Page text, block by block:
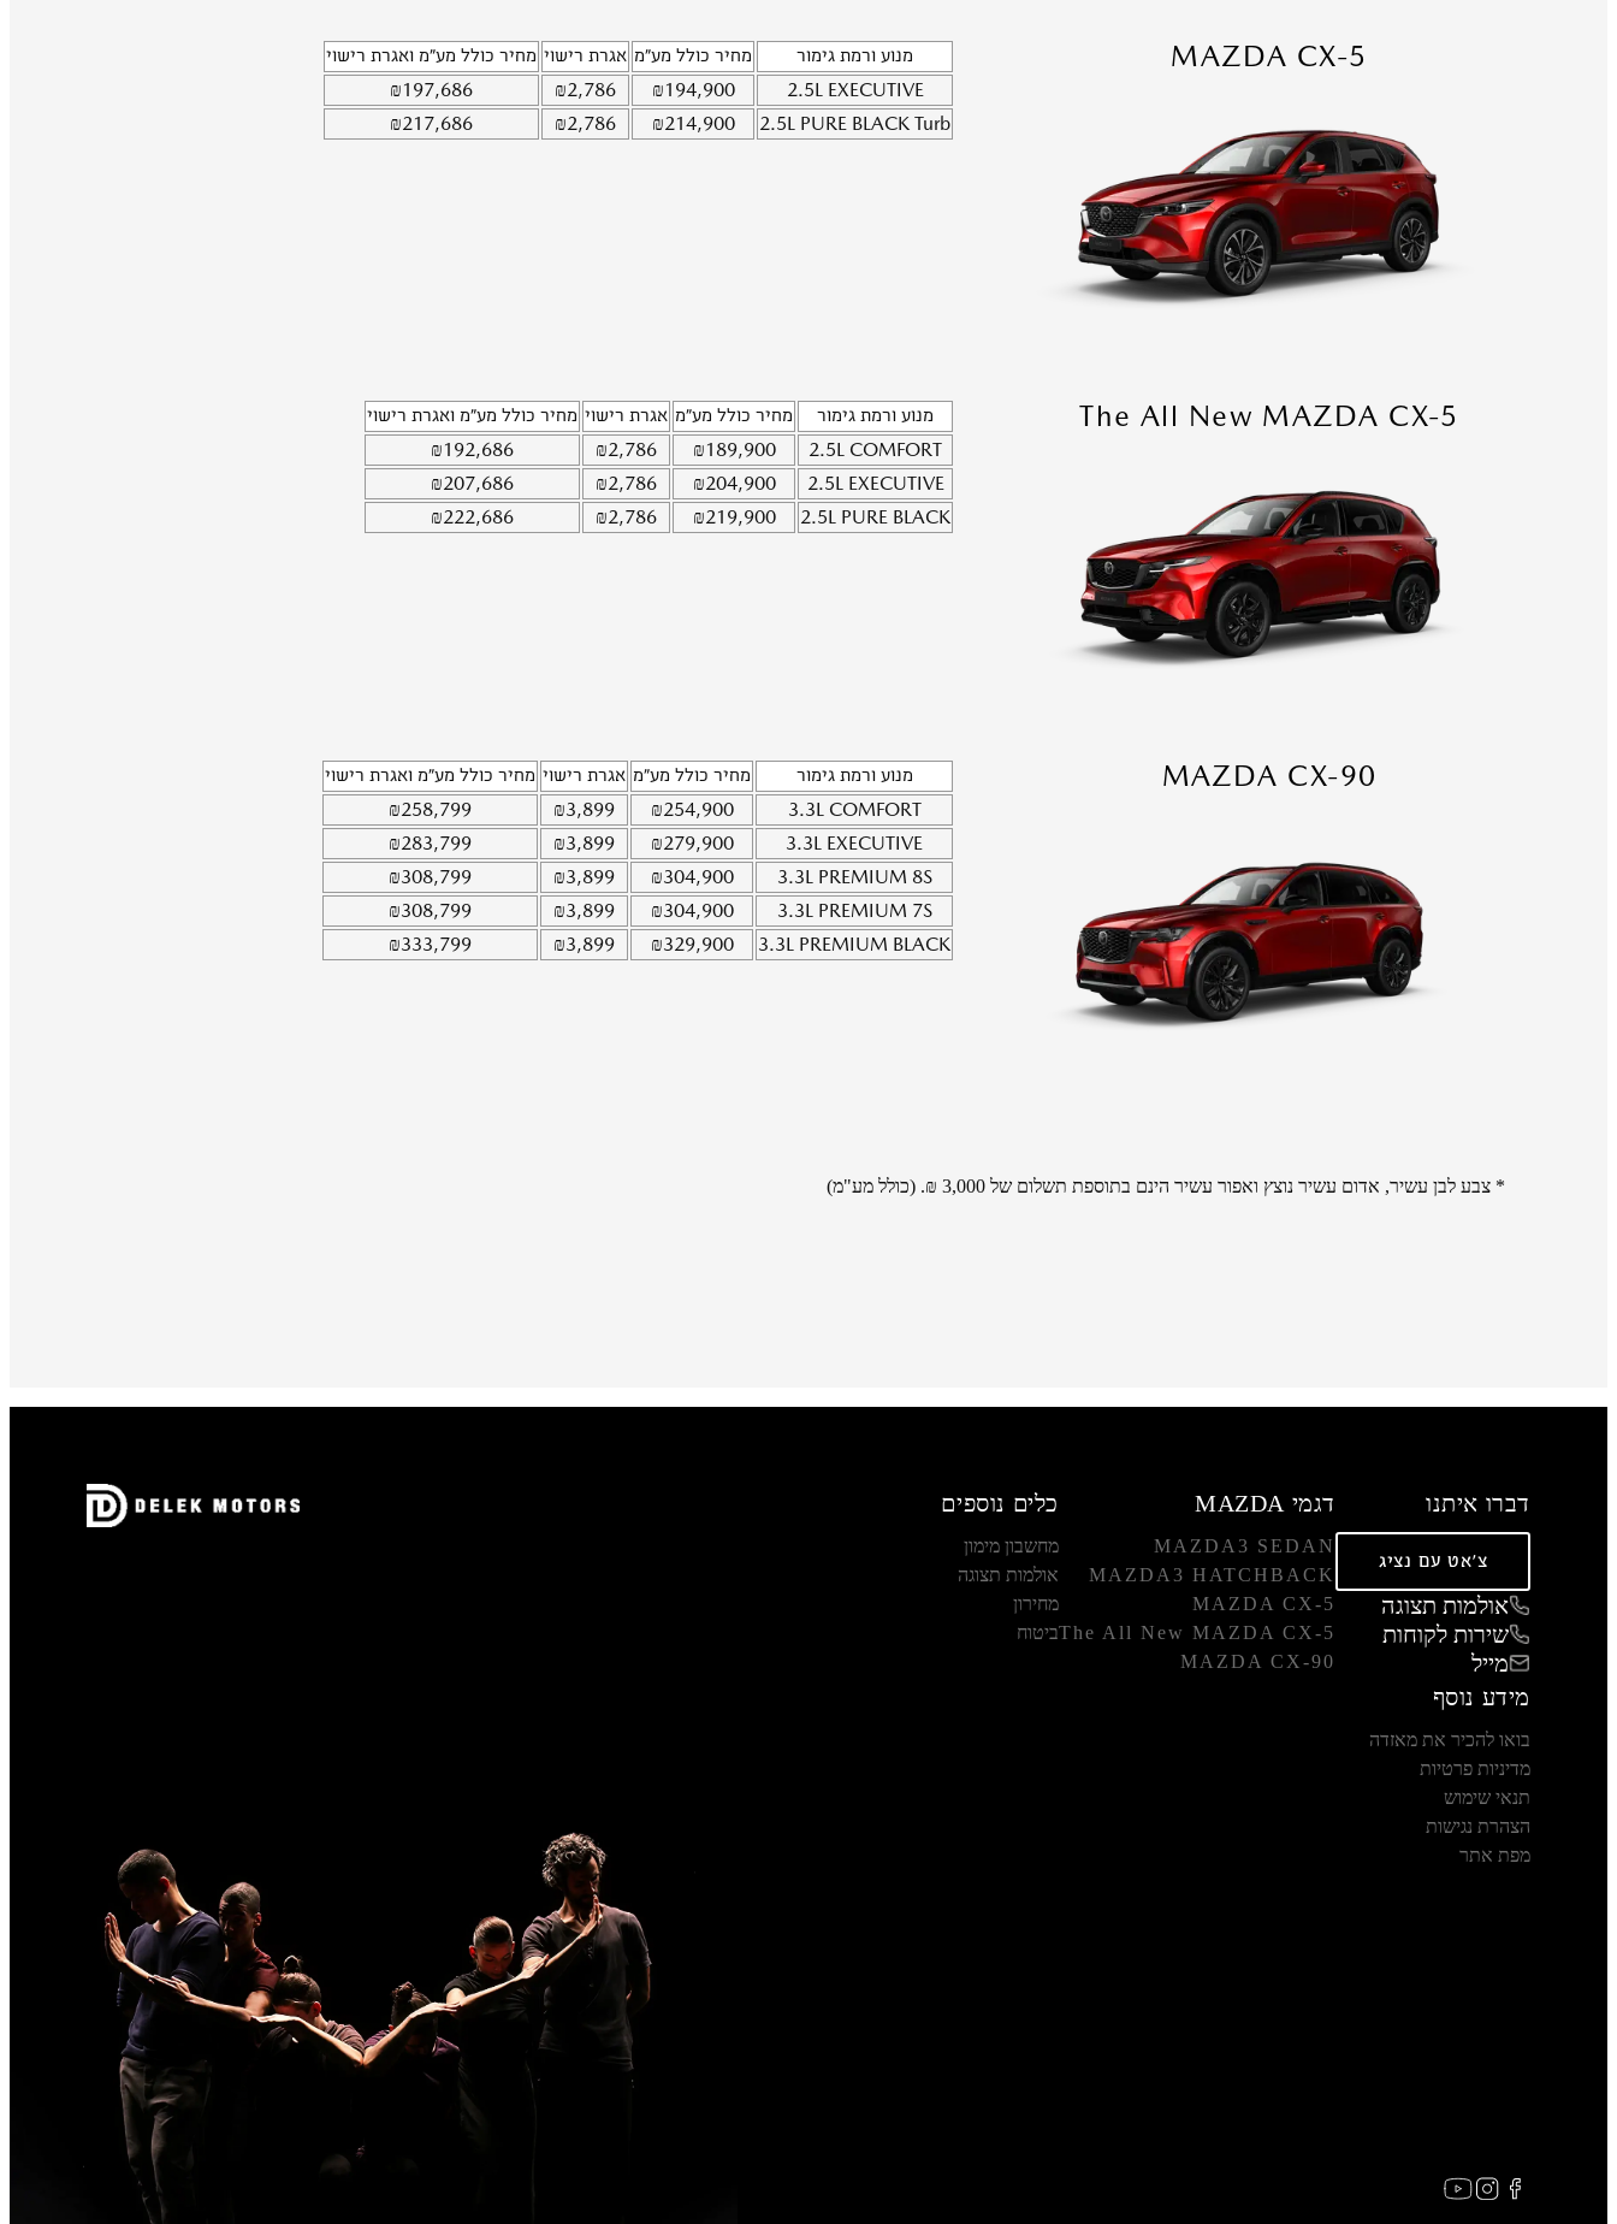
MAZDA CX-5 מנוע ורמת גימור מחיר כולל מע"מ אגרת רישוי מחיר כולל מע"מ ואגרת רישוי
2.5L EXECUTIVE
₪194,900
₪2,786
₪197,686
2.5L PURE BLACK Turb
₪214,900
₪2,786
₪217,686
The All New MAZDA CX-5 מנוע ורמת גימור מחיר כולל מע"מ אגרת רישוי מחיר כולל מע"מ ואגרת רישוי
2.5L COMFORT
₪189,900
₪2,786
₪192,686
2.5L EXECUTIVE
₪204,900
₪2,786
₪207,686
2.5L PURE BLACK
₪219,900
₪2,786
₪222,686
MAZDA CX-90 מנוע ורמת גימור מחיר כולל מע"מ אגרת רישוי מחיר כולל מע"מ ואגרת רישוי
3.3L COMFORT
₪254,900
₪3,899
₪258,799
3.3L EXECUTIVE
₪279,900
₪3,899
₪283,799
3.3L PREMIUM 8S
₪304,900
₪3,899
₪308,799
3.3L PREMIUM 7S
₪304,900
₪3,899
₪308,799
3.3L PREMIUM BLACK
₪329,900
₪3,899
₪333,799
* צבע לבן עשיר, אדום עשיר נוצץ ואפור עשיר הינם בתוספת תשלום של 3,000 ₪. (כולל מע"מ)
דברו איתנו
צ'אט עם נציג
אולמות תצוגה
שירות לקוחות
מייל
דגמי MAZDA
MAZDA3 SEDAN
MAZDA3 HATCHBACK
MAZDA CX-5
The All New MAZDA CX-5
MAZDA CX-90
כלים נוספים
מחשבון מימון
אולמות תצוגה
מחירון
ביטוח
מידע נוסף
בואו להכיר את מאזדה
מדיניות פרטיות
תנאי שימוש
הצהרת נגישות
מפת אתר